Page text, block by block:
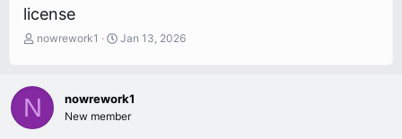
license
T
e
a
d
nowrework1
S
t
d
Jan 13, 2026
N nowrework1
New member